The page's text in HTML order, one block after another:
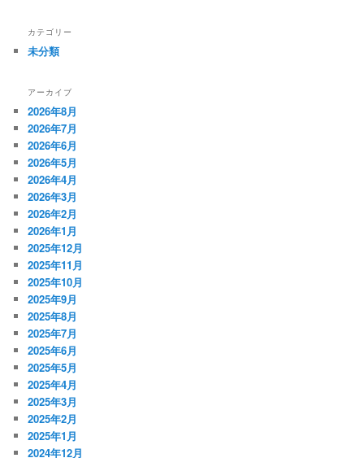
カテゴリー
未分類
アーカイブ
2026年8月
2026年7月
2026年6月
2026年5月
2026年4月
2026年3月
2026年2月
2026年1月
2025年12月
2025年11月
2025年10月
2025年9月
2025年8月
2025年7月
2025年6月
2025年5月
2025年4月
2025年3月
2025年2月
2025年1月
2024年12月